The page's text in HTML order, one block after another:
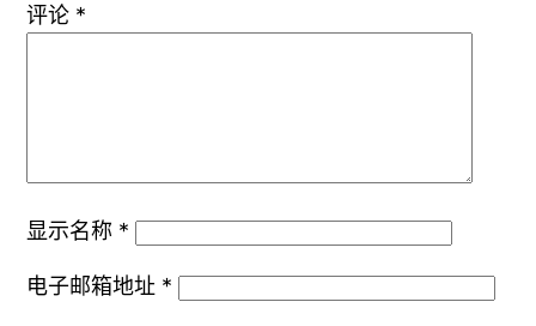
评论 *
显示名称 *
电子邮箱地址 *